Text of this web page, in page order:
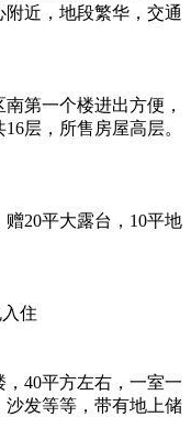
近，地段繁华，交通
第一个楼进出方便，
层，所售房屋高层。
20平大露台，10平地
住
40平方左右，一室一
发等等，带有地上储